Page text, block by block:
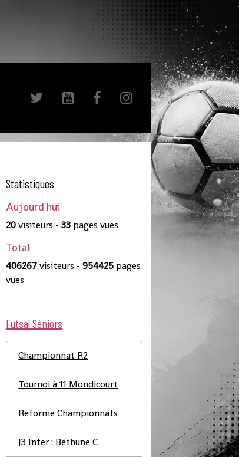
Statistiques
Aujourd'hui
20visiteurs -33 pages vues
Total
406267visiteurs -954425 pages
vues
Futsal Séniors
Championnat R2
Tournoi à 11 Mondicourt
Reforme Championnats
J3 Inter : Béthune C